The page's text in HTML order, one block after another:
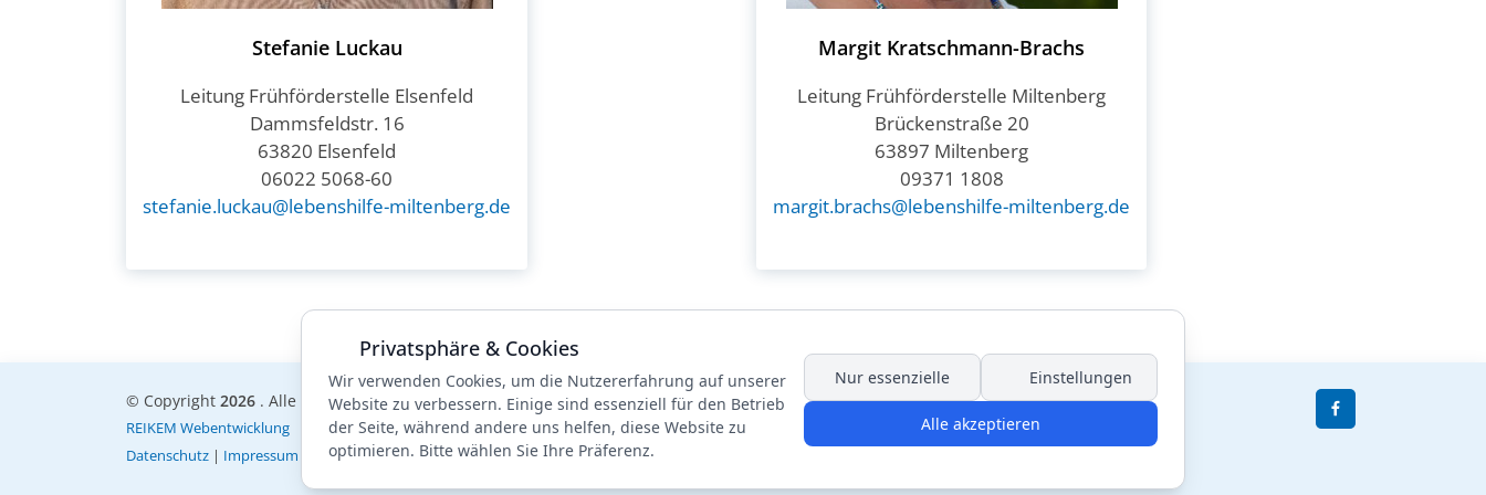
Stefanie Luckau
Leitung Frühförderstelle Elsenfeld
Dammsfeldstr. 16
63820 Elsenfeld
06022 5068-60
stefanie.luckau@lebenshilfe-miltenberg.de
Margit Kratschmann-Brachs
Leitung Frühförderstelle Miltenberg
Brückenstraße 20
63897 Miltenberg
09371 1808
margit.brachs@lebenshilfe-miltenberg.de
© Copyright 2026 . Alle Rechte vorbehalten.
REIKEM Webentwicklung
Datenschutz | Impressum Hinweisgeberportal
Privatsphäre & Cookies
Wir verwenden Cookies, um die Nutzererfahrung auf unserer
Website zu verbessern. Einige sind essenziell für den Betrieb
der Seite, während andere uns helfen, diese Website zu
optimieren. Bitte wählen Sie Ihre Präferenz.
Nur essenzielle Einstellungen
Alle akzeptieren